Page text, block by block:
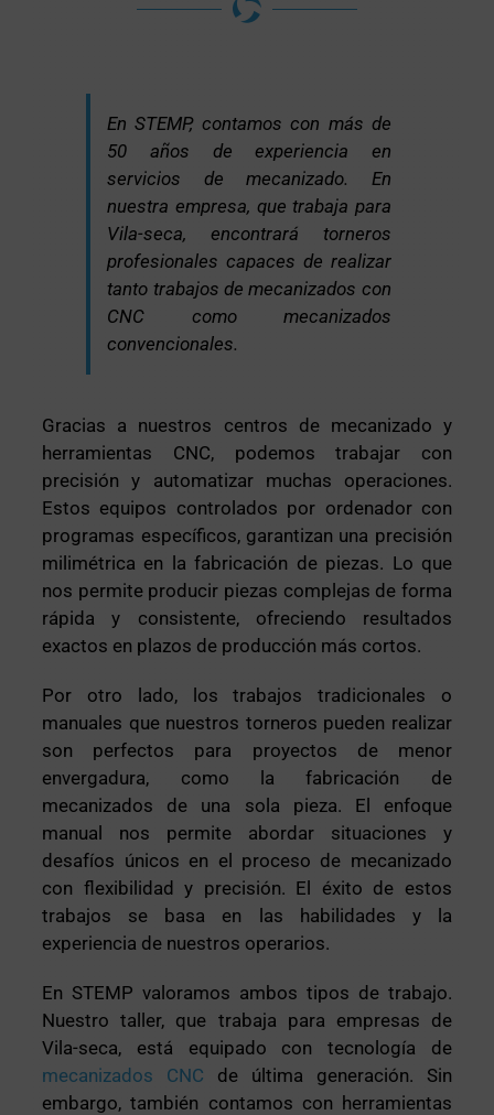
En STEMP, contamos con más de
50 años de experiencia en
servicios de mecanizado. En
nuestra empresa, que trabaja para
Vila-seca, encontrará torneros
profesionales capaces de realizar
tanto trabajos de mecanizados con
CNC como mecanizados
convencionales.
Gracias a nuestros centros de mecanizado y
herramientas CNC, podemos trabajar con
precisión y automatizar muchas operaciones.
Estos equipos controlados por ordenador con
programas específicos, garantizan una precisión
milimétrica en la fabricación de piezas. Lo que
nos permite producir piezas complejas de forma
rápida y consistente, ofreciendo resultados
exactos en plazos de producción más cortos.
Por otro lado, los trabajos tradicionales o
manuales que nuestros torneros pueden realizar
son perfectos para proyectos de menor
envergadura, como la fabricación de
mecanizados de una sola pieza. El enfoque
manual nos permite abordar situaciones y
desafíos únicos en el proceso de mecanizado
con flexibilidad y precisión. El éxito de estos
trabajos se basa en las habilidades y la
experiencia de nuestros operarios.
En STEMP valoramos ambos tipos de trabajo.
Nuestro taller, que trabaja para empresas de
Vila-seca, está equipado con tecnología de
mecanizados CNC de última generación. Sin
embargo, también contamos con herramientas